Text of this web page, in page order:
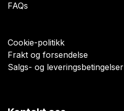
FAQs
Cookie-politikk
Frakt og forsendelse
Salgs- og leveringsbetingelser